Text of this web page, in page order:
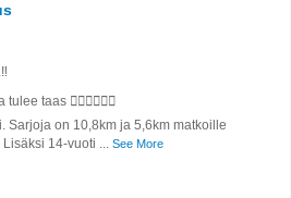
taas 🏃🏼‍♀️🏃🏼‍♂️
Sarjoja on 10,8km ja 5,6km matkoille
14-vuoti ... See More